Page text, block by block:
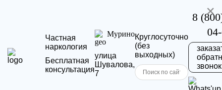
Частная
наркология
Бесплатная
консультация
Мурино
улица
Шувалова,
7
Круглосуточно
(без
выходных)
8
звонок
×